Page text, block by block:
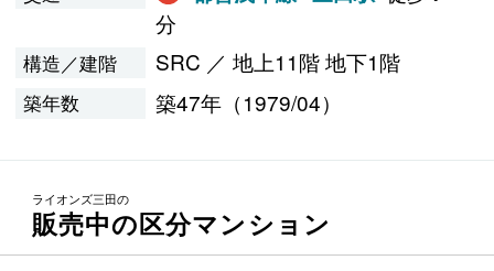
分
構造／建階 SRC ／ 地上11階 地下1階
築年数 築47年（1979/04）
ライオンズ三田の
販売中の区分マンション